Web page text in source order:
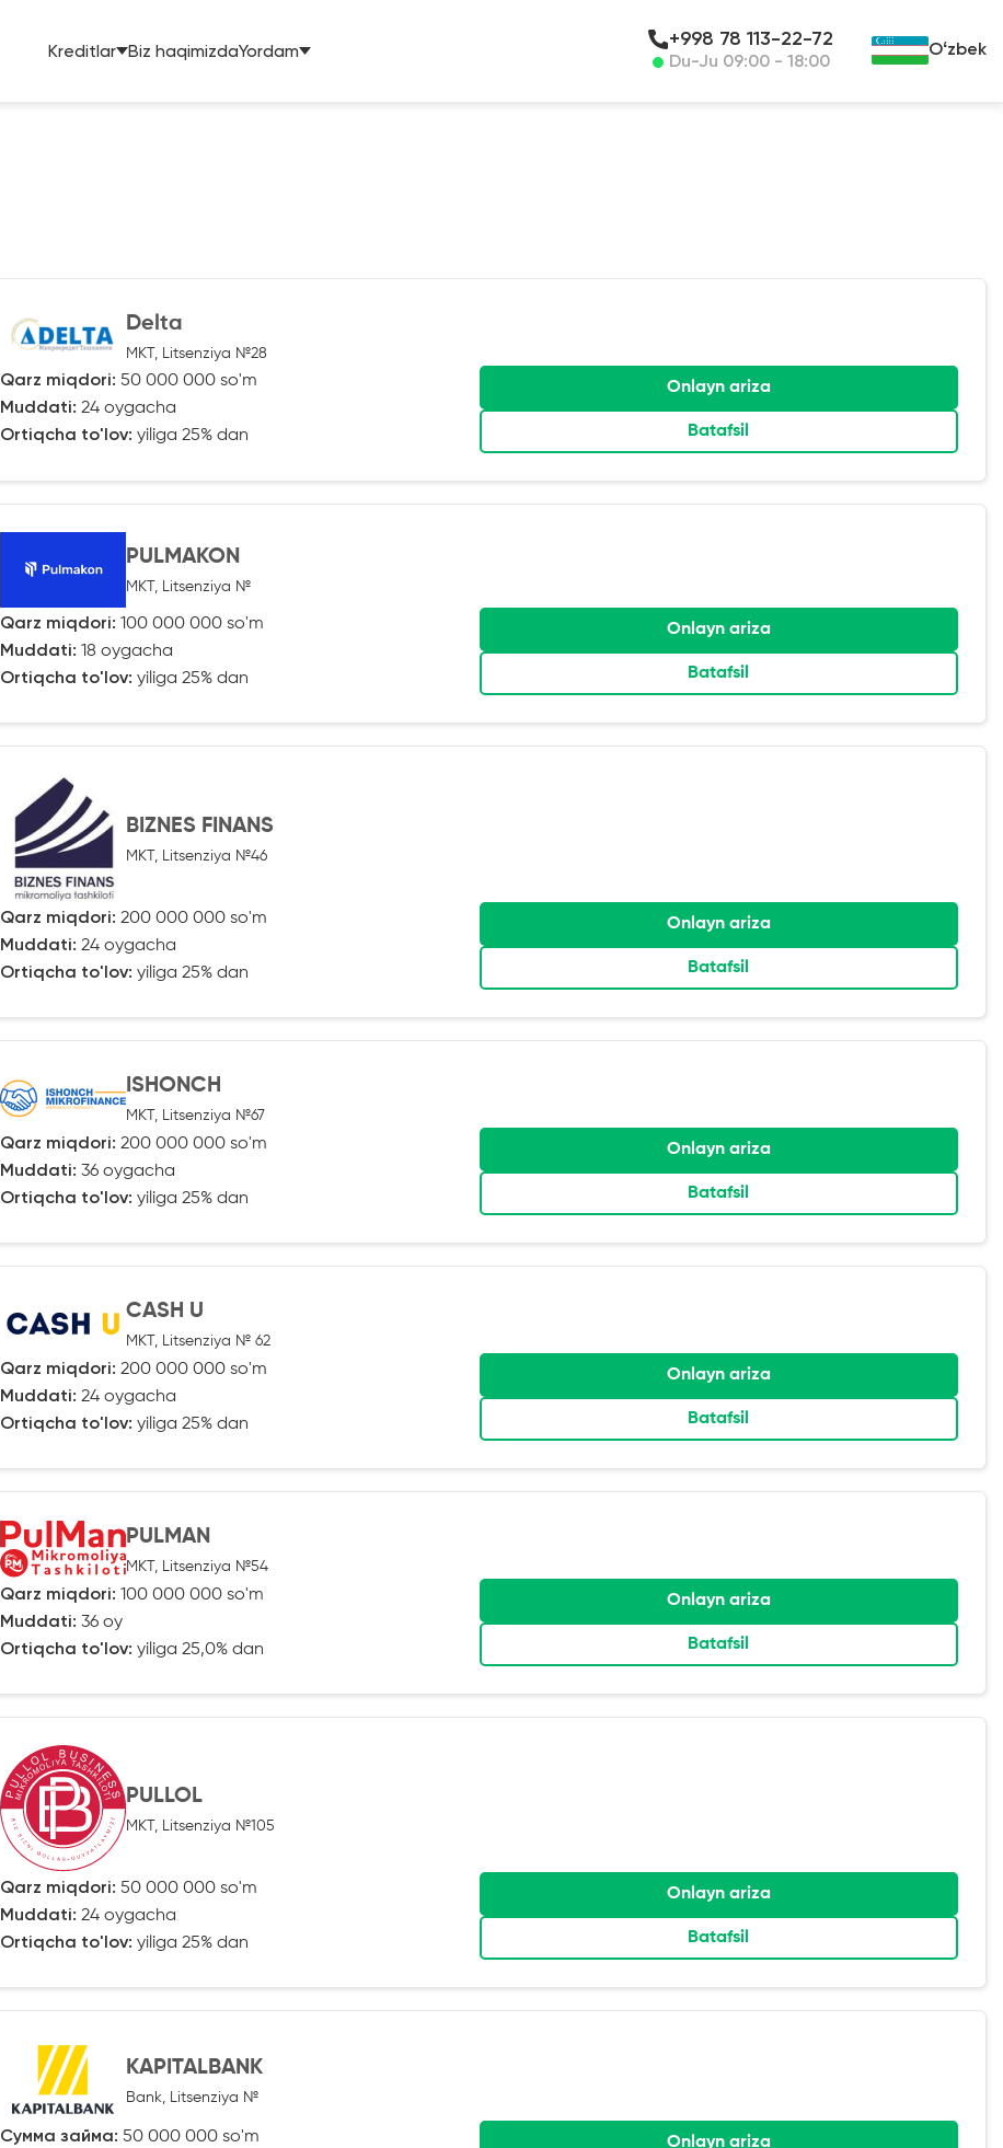
Kreditlar Biz haqimizdaYordam
+998 78 113-22-72
Du-Ju 09:00 - 18:00
Oʻzbek
Delta
MKT, Litsenziya №28
Qarz miqdori: 50 000 000 so'm
Muddati: 24 oygacha
Ortiqcha to'lov: yiliga 25% dan
Onlayn ariza
Batafsil
PULMAKON
MKT, Litsenziya №
Qarz miqdori: 100 000 000 so'm
Muddati: 18 oygacha
Ortiqcha to'lov: yiliga 25% dan
Onlayn ariza
Batafsil
BIZNES FINANS
MKT, Litsenziya №46
Qarz miqdori: 200 000 000 so'm
Muddati: 24 oygacha
Ortiqcha to'lov: yiliga 25% dan
Onlayn ariza
Batafsil
ISHONCH
MKT, Litsenziya №67
Qarz miqdori: 200 000 000 so'm
Muddati: 36 oygacha
Ortiqcha to'lov: yiliga 25% dan
Onlayn ariza
Batafsil
CASH U
MKT, Litsenziya № 62
Qarz miqdori: 200 000 000 so'm
Muddati: 24 oygacha
Ortiqcha to'lov: yiliga 25% dan
Onlayn ariza
Batafsil
PULMAN
MKT, Litsenziya №54
Qarz miqdori: 100 000 000 so'm
Muddati: 36 oy
Ortiqcha to'lov: yiliga 25,0% dan
Onlayn ariza
Batafsil
PULLOL
MKT, Litsenziya №105
Qarz miqdori: 50 000 000 so'm
Muddati: 24 oygacha
Ortiqcha to'lov: yiliga 25% dan
Onlayn ariza
Batafsil
KAPITALBANK
Bank, Litsenziya №
Сумма займа: 50 000 000 so'm
Onlayn ariza